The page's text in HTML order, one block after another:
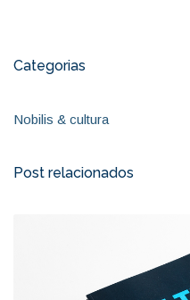
Categorias
Nobilis & cultura
Post relacionados